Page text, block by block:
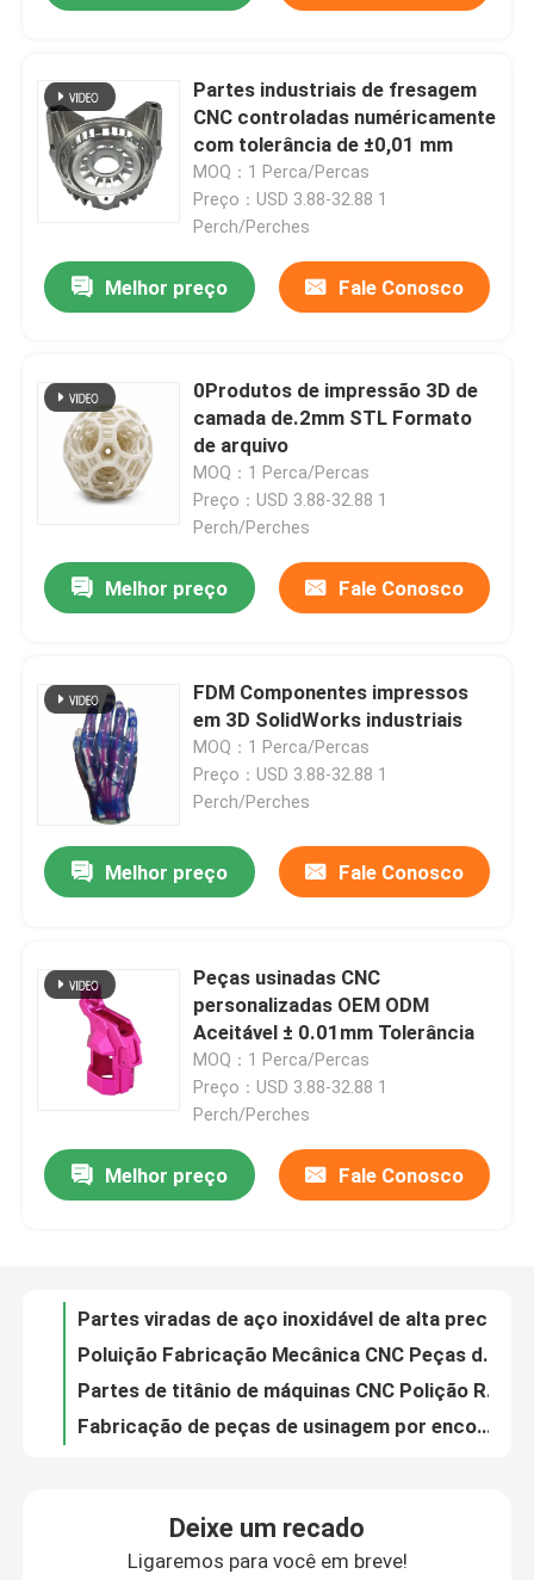
Para casa
Vídeos
Visita à fábrica
Notícias
Peças de fresagem CNC
Partes industriais de fresagem
CNC controladas numéricamente
com tolerância de ±0,01 mm
MOQ：1 Perca/Percas
Preço：USD 3.88-32.88 1
Perch/Perches
Melhor preço Fale Conosco
0Produtos de impressão 3D de
camada de.2mm STL Formato
de arquivo
MOQ：1 Perca/Percas
Preço：USD 3.88-32.88 1
Perch/Perches
Melhor preço Fale Conosco
FDM Componentes impressos
em 3D SolidWorks industriais
MOQ：1 Perca/Percas
Preço：USD 3.88-32.88 1
Perch/Perches
Melhor preço Fale Conosco
Peças usinadas CNC
personalizadas OEM ODM
Aceitável ± 0.01mm Tolerância
MOQ：1 Perca/Percas
Preço：USD 3.88-32.88 1
Perch/Perches
Melhor preço Fale Conosco
Partes viradas de aço inoxidável de alta precisão ±0,01 mm
Partes de usinagem CNC de aço inoxidável polido personalizadas
Partes industriais de titânio CNC para revestimento anodizante
Deixe um recado
Ligaremos para você em breve!